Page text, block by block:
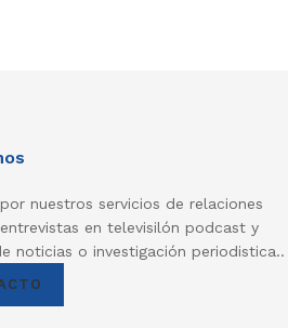
nuestros servicios de relaciones
en televisilón podcast y
noticias o investigación periodistica..